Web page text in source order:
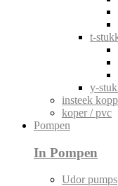
t-
y-
insteek
koper / pvc
Pompen
In Pompen
Udor pumps